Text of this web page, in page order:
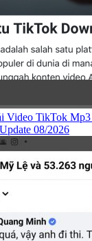
Video TikTok
08/2026